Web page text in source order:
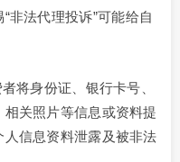
非法代理投诉”可能给自
将身份证、银行卡号、
关照片等信息或资料提
信息资料泄露及被非法